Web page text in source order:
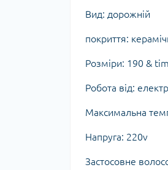
Вид: дорожній
покриття:
Розміри: 190 &
Робота від:
Максимальна
Напруга: 220v
Застосовне